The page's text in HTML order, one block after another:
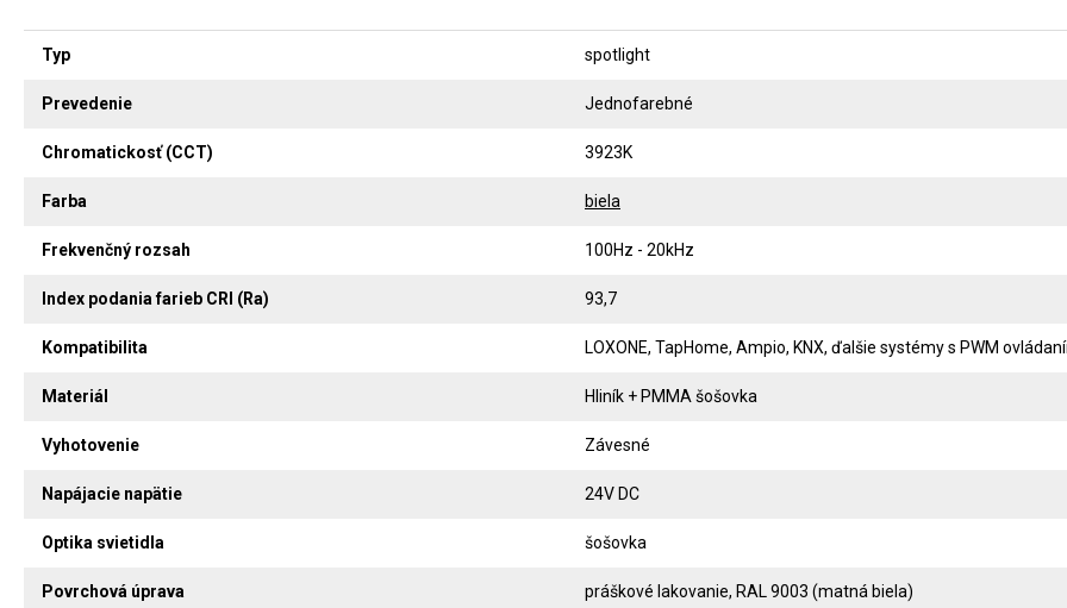
Typ spotlight
Prevedenie Jednofarebné
Chromatickosť (CCT) 3923K
Farba biela
Frekvenčný rozsah 100Hz - 20kHz
Index podania farieb CRI (Ra) 93,7
Kompatibilita LOXONE, TapHome, Ampio, KNX, ďalšie systémy s PWM
Materiál Hliník + PMMA šošovka
Vyhotovenie Závesné
Napájacie napätie 24V DC
Optika svietidla šošovka
Povrchová úprava práškové lakovanie, RAL 9003 (matná biela)